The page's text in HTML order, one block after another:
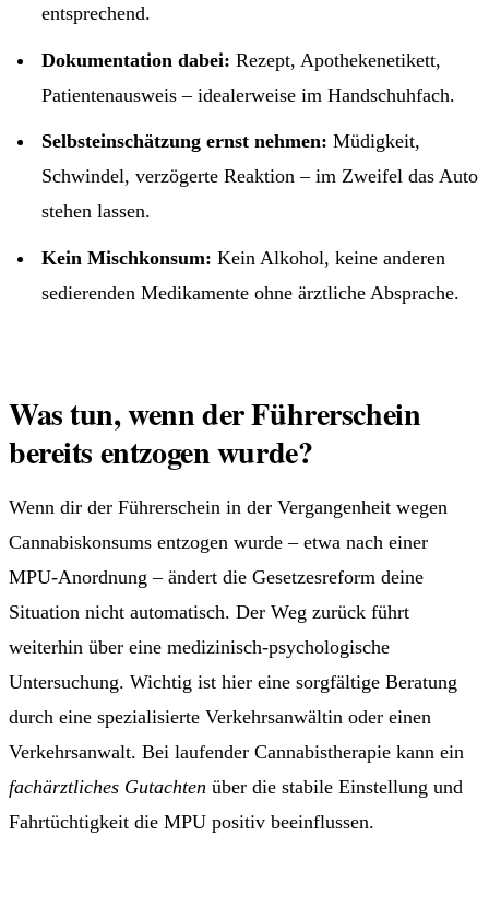
entsprechend.
Dokumentation dabei: Rezept, Apothekenetikett,
Patientenausweis – idealerweise im Handschuhfach.
Selbsteinschätzung ernst nehmen: Müdigkeit,
Schwindel, verzögerte Reaktion – im Zweifel das Auto
stehen lassen.
Kein Mischkonsum: Kein Alkohol, keine anderen
sedierenden Medikamente ohne ärztliche Absprache.
Was tun, wenn der Führerschein
bereits entzogen wurde?
Wenn dir der Führerschein in der Vergangenheit wegen
Cannabiskonsums entzogen wurde – etwa nach einer
MPU-Anordnung – ändert die Gesetzesreform deine
Situation nicht automatisch. Der Weg zurück führt
weiterhin über eine medizinisch-psychologische
Untersuchung. Wichtig ist hier eine sorgfältige Beratung
durch eine spezialisierte Verkehrsanwältin oder einen
Verkehrsanwalt. Bei laufender Cannabistherapie kann ein
fachärztliches Gutachten über die stabile Einstellung und
Fahrtüchtigkeit die MPU positiv beeinflussen.